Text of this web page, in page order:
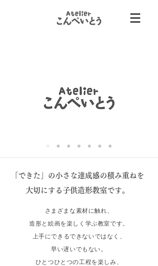
「できた」の小さな達成感の積み重ねを
大切にする子供造形教室です。
さまざまな素材に触れ、
造形と絵画を楽しく学ぶ教室です。
上手にできるできないではなく、
早い遅いでもない。
ひとつひとつの工程を楽しみ、